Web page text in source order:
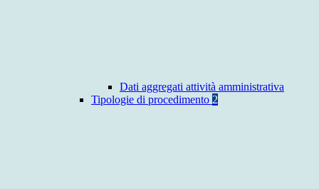
Dati aggregati attività amministrativa
Tipologie di procedimento 2